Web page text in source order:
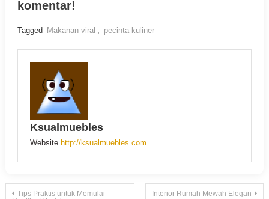
komentar!
Tagged Makanan viral pecinta kuliner
Ksualmuebles
Website http://ksualmuebles.com
Tips Praktis untuk Memulai
Interior Rumah Mewah Elegan